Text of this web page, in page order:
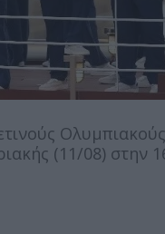
(11/08) στην